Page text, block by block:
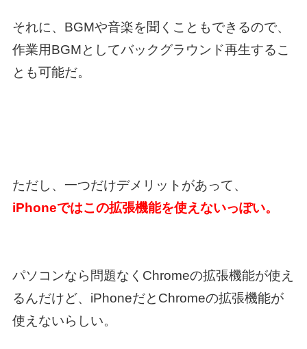
それに、BGMや音楽を聞くこともできるので、
作業用BGMとしてバックグラウンド再生するこ
とも可能だ。
ただし、一つだけデメリットがあって、
iPhoneではこの拡張機能を使えないっぽい。
パソコンなら問題なくChromeの拡張機能が使え
るんだけど、iPhoneだとChromeの拡張機能が
使えないらしい。